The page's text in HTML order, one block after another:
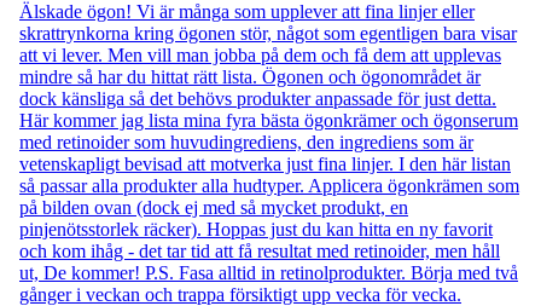
Älskade ögon! Vi är många som upplever att fina linjer eller
skrattrynkorna kring ögonen stör, något som egentligen bara visar
att vi lever. Men vill man jobba på dem och få dem att upplevas
mindre så har du hittat rätt lista. Ögonen och ögonområdet är
dock känsliga så det behövs produkter anpassade för just detta.
Här kommer jag lista mina fyra bästa ögonkrämer och ögonserum
med retinoider som huvudingrediens, den ingrediens som är
vetenskapligt bevisad att motverka just fina linjer. I den här listan
så passar alla produkter alla hudtyper. Applicera ögonkrämen som
på bilden ovan (dock ej med så mycket produkt, en
pinjenötsstorlek räcker). Hoppas just du kan hitta en ny favorit
och kom ihåg - det tar tid att få resultat med retinoider, men håll
ut, De kommer! P.S. Fasa alltid in retinolprodukter. Börja med två
gånger i veckan och trappa försiktigt upp vecka för vecka.